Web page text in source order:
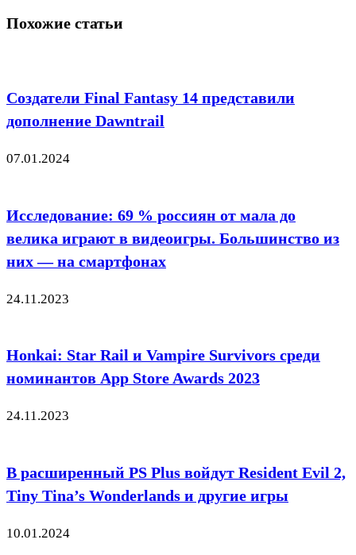
Похожие статьи
Создатели Final Fantasy 14 представили
дополнение Dawntrail
07.01.2024
Исследование: 69 % россиян от мала до
велика играют в видеоигры. Большинство из
них — на смартфонах
24.11.2023
Honkai: Star Rail и Vampire Survivors среди
номинантов App Store Awards 2023
24.11.2023
В расширенный PS Plus войдут Resident Evil 2,
Tiny Tina’s Wonderlands и другие игры
10.01.2024